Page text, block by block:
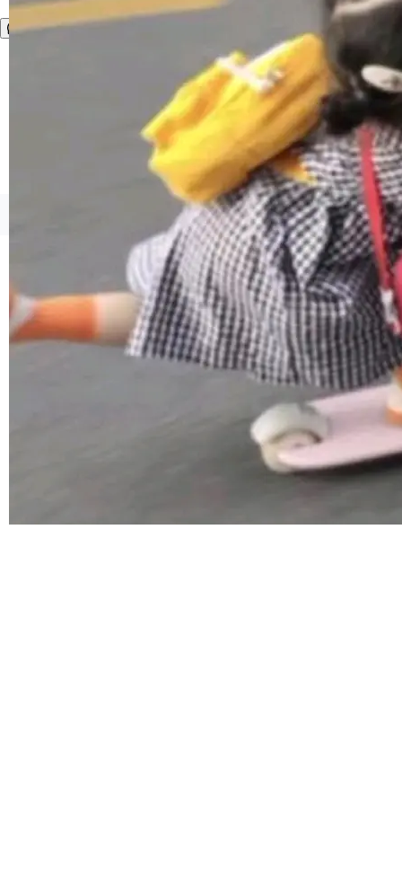
成本降低 30%，精度不变。 FP8 省的不仅是显
存 KV cache 是推理时最吃显...
先理解你的语境和意图，再把准确的文字直接给
到你。从“逐字转写、单点优化”演进为“理解语
境、兼容场景、一键直出”。 Hy ASR 3.0 previe
w 不要求标准普通话，方言识别覆盖粤语、吴语
等 10 大方言片区和 20 余个二级小片区。在开
源评测集中，Hy ASR 3.0 preview 在多语种的
©OSCHINA(OSChina.NET) 京ICP备2025119063号